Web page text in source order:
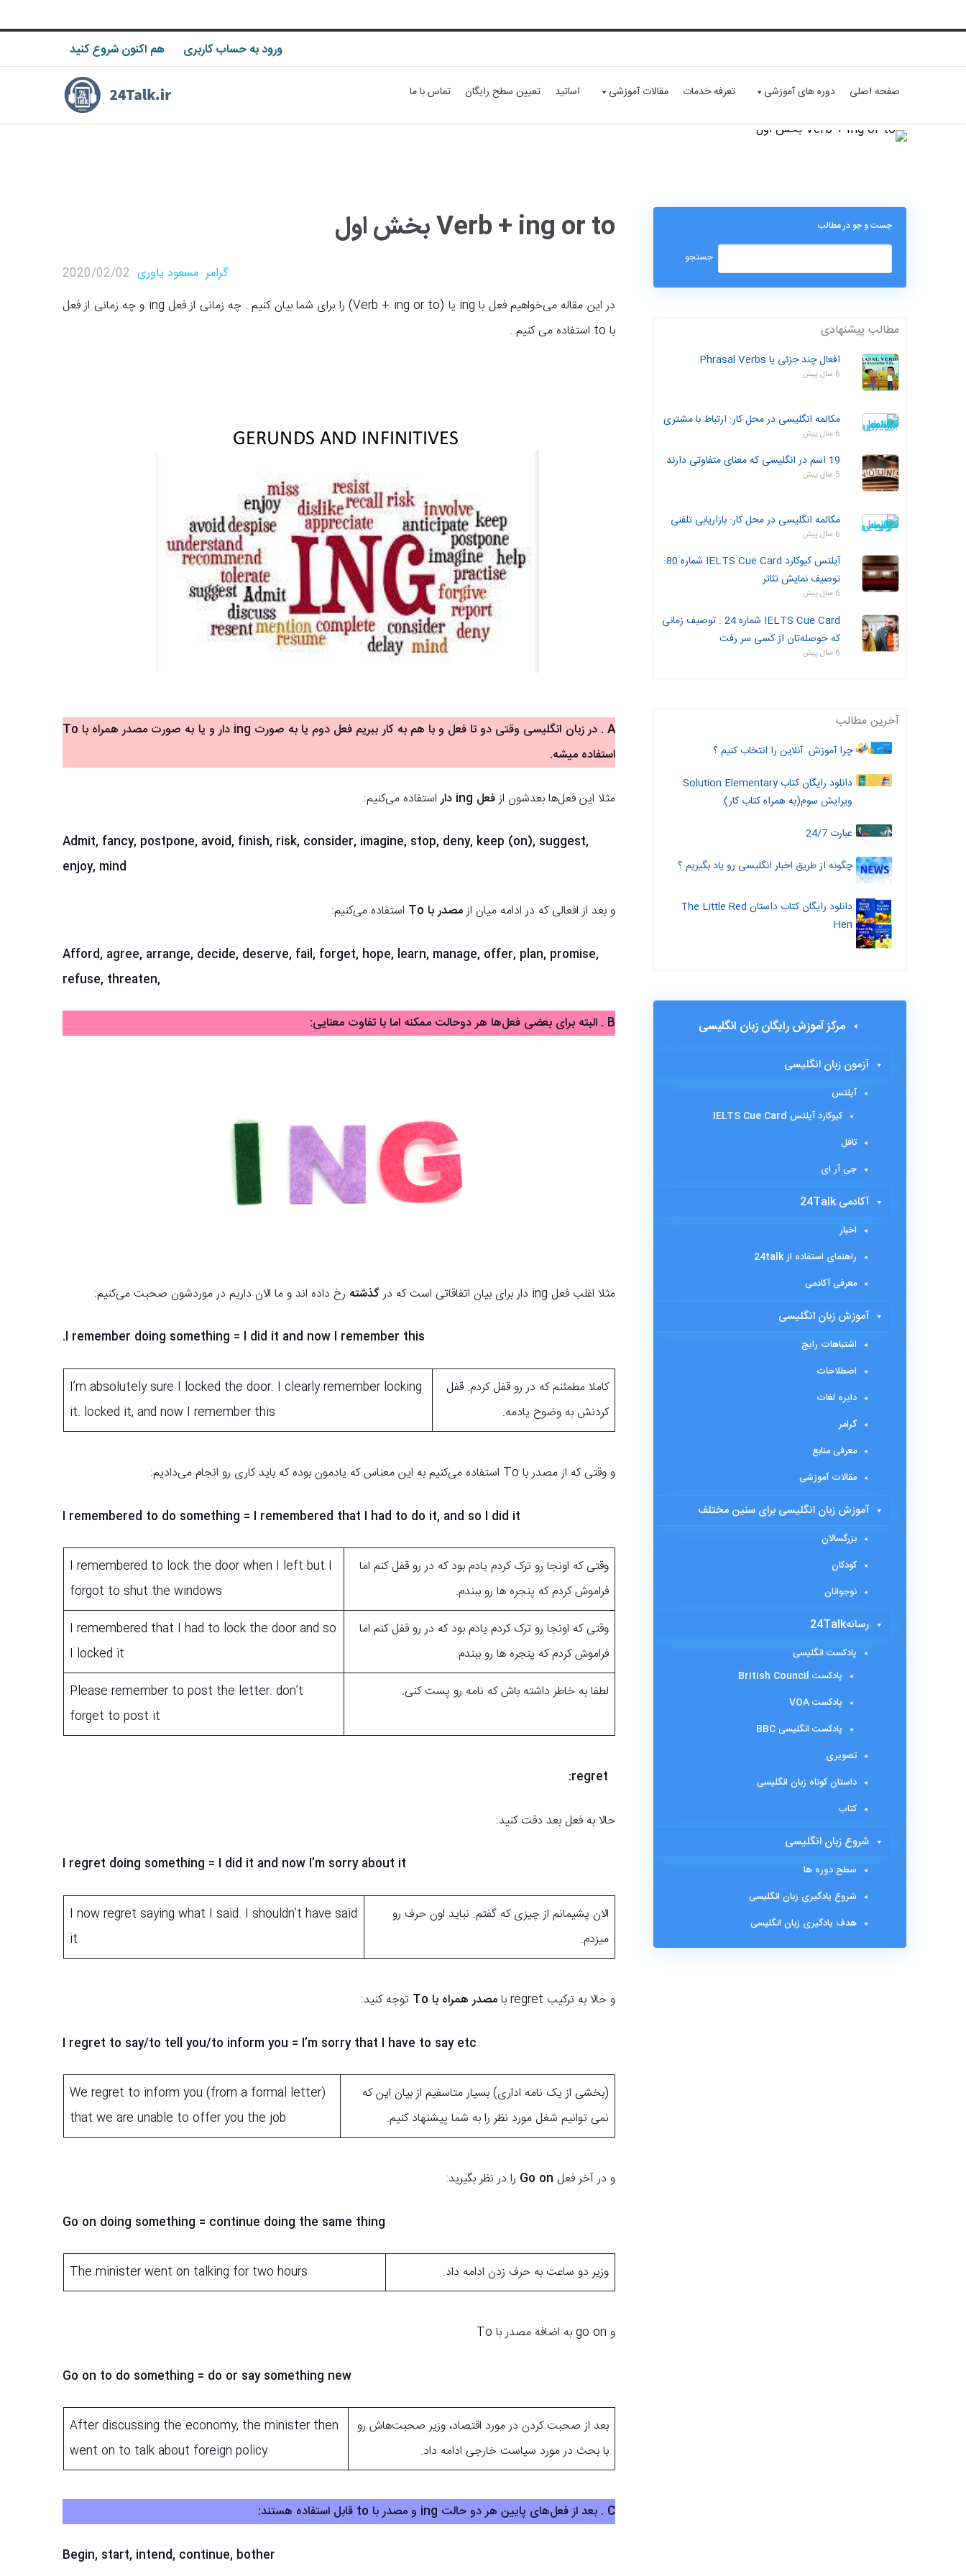
ورود به حساب کاربری هم اکنون شروع کنید
صفحه اصلی دوره های آموزشی تعرفه خدمات مقالات آموزشی اساتید تعیین سطح رایگان تماس با ما
Verb + ing or to بخش اول
2020/02/02 مسعود یاوری گرامر
در این مقاله می‌خواهیم فعل با ing یا (Verb + ing or to) را برای شما بیان کنیم . چه زمانی از فعل ing و چه زمانی از فعل
با to استفاده می کنیم .
A . در زبان انگلیسی وقتی دو تا فعل و با هم به کار ببریم فعل دوم یا به صورت ing دار و یا به صورت مصدر همراه با To
استفاده میشه.
مثلا این فعل‌ها بعدشون ازفعل ing دار استفاده می‌کنیم:
Admit, fancy, postpone, avoid, finish, risk, consider, imagine, stop, deny, keep (on), suggest,
enjoy, mind
و بعد از افعالی که در ادامه میان ازمصدر با To استفاده می‌کنیم:
Afford, agree, arrange, decide, deserve, fail, forget, hope, learn, manage, offer, plan, promise,
refuse, threaten,
B . البته برای بعضی فعل‌ها هر دوحالت ممکنه اما با تفاوت معنایی:
مثلا اغلب فعل ing دار برای بیان اتفاقاتی است که در گذشته رخ داده اند و ما الان داریم در موردشون صحبت می‌کنیم:
کاملا مطمئنم که در رو قفل کردم. قفل
کردنش به وضوح یادمه.
I’m absolutely sure I locked the door. I clearly remember locking
it. locked it, and now I remember this
و وقتی که از مصدر با To استفاده می‌کنیم به این معناس که یادمون بوده که باید کاری رو انجام می‌دادیم:
I remembered to do something = I remembered that I had to do it, and so I did it
وقتی که اونجا رو ترک کردم یادم بود که در رو قفل کنم اما
فراموش کردم که پنجره ها رو ببندم.
I remembered to lock the door when I left but I
forgot to shut the windows
وقتی که اونجا رو ترک کردم یادم بود که در رو قفل کنم اما
فراموش کردم که پنجره ها رو ببندم.
I remembered that I had to lock the door and so
I locked it
لطفا به خاطر داشته باش که نامه رو پست کنی.
Please remember to post the letter. don’t
forget to post it
حالا به فعل بعد دقت کنید:
الان پشیمانم از چیزی که گفتم. نباید اون حرف رو
میزدم.
I now regret saying what I said. I shouldn’t have said
it
و حالا به ترکیب regret با مصدر همراه با To توجه کنید:
I regret to say/to tell you/to inform you = I’m sorry that I have to say etc
(بخشی از یک نامه اداری) بسیار متاسفیم از بیان این که
نمی توانیم شغل مورد نظر را به شما پیشنهاد کنیم.
(from a formal letter) We regret to inform you
that we are unable to offer you the job
و در آخر فعل Go on را در نظر بگیرید:
Go on doing something = continue doing the same thing
وزیر دو ساعت به حرف زدن ادامه داد. The minister went on talking for two hours
و go on به اضافه مصدر با To
بعد از صحبت کردن در مورد اقتصاد، وزیر صحبت‌هاش رو
با بحث در مورد سیاست خارجی ادامه داد.
After discussing the economy, the minister then
went on to talk about foreign policy
C . بعد از فعل‌های پایین هر دو حالت ing و مصدر با to قابل استفاده هستند:
Begin, start, intend, continue, bother
جست و جو در مطالب
مطالب پیشنهادی
افعال چند جزئی یا Phrasal Verbs
6 سال پیش
مکالمه انگلیسی در محل کار: ارتباط با مشتری
6 سال پیش
19 اسم در انگلیسی که معنای متفاوتی دارند
5 سال پیش
مکالمه انگلیسی در محل کار: بازاریابی تلفنی
6 سال پیش
آیلتس کیوکارد IELTS Cue Card شماره 80:
توصیف نمایش تئاتر
6 سال پیش
IELTS Cue Card شماره 24 : توصیف زمانی
که حوصله‌تان از کسی سر رفت
6 سال پیش
آخرین مطالب
چرا آموزش آنلاین را انتخاب کنیم ؟
دانلود رایگان کتاب Solution Elementary
ویرایش سوم(به همراه کتاب کار)
عبارت 24/7
چگونه از طریق اخبار انگلیسی رو یاد بگیریم ؟
دانلود رایگان کتاب داستان The Little Red
Hen
مرکز آموزش رایگان زبان انگلیسی
آزمون زبان انگلیسی
آیلتس
کیوکارد آیلتس IELTS Cue Card
تافل
جی آر ای
آکادمی 24Talk
اخبار
راهنمای استفاده از 24talk
معرفی آکادمی
آموزش زبان انگلیسی
اشتباهات رایج
اصطلاحات
دایره لغات
گرامر
معرفی منابع
مقالات آموزشی
آموزش زبان انگلیسی برای سنین مختلف
بزرگسالان
کودکان
نوجوانان
رسانه24Talk
پادکست انگلیسی
پادکست British Council
پادکست VOA
پادکست انگلیسی BBC
تصویری
داستان کوتاه زبان انگلیسی
کتاب
شروع زبان انگلیسی
سطح دوره ها
شروع یادگیری زبان انگلیسی
هدف یادگیری زبان انگلیسی